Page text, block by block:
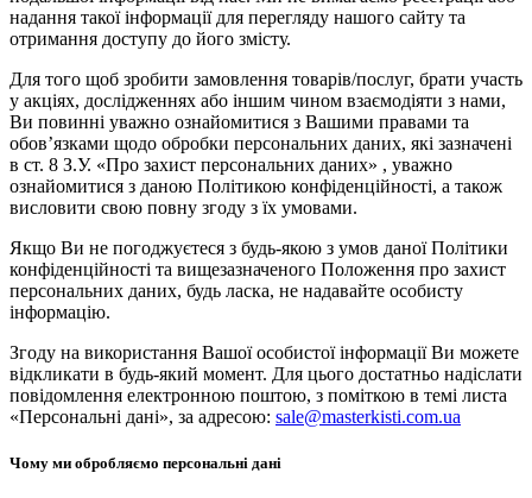
надання такої інформації для перегляду нашого сайту та
отримання доступу до його змісту.
Для того щоб зробити замовлення товарів/послуг, брати участь
у акціях, дослідженнях або іншим чином взаємодіяти з нами,
Ви повинні уважно ознайомитися з Вашими правами та
обов’язками щодо обробки персональних даних, які зазначені
в ст. 8 З.У. «Про захист персональних даних» , уважно
ознайомитися з даною Політикою конфіденційності, а також
висловити свою повну згоду з їх умовами.
Якщо Ви не погоджуєтеся з будь-якою з умов даної Політики
конфіденційності та вищезазначеного Положення про захист
персональних даних, будь ласка, не надавайте особисту
інформацію.
Згоду на використання Вашої особистої інформації Ви можете
відкликати в будь-який момент. Для цього достатньо надіслати
повідомлення електронною поштою, з поміткою в темі листа
«Персональні дані», за адресою: sale@masterkisti.com.ua
Чому ми обробляємо персональні дані